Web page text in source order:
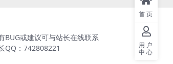
BUG或建议可与站长在线联系
QQ：742808221
首页
用户
中心